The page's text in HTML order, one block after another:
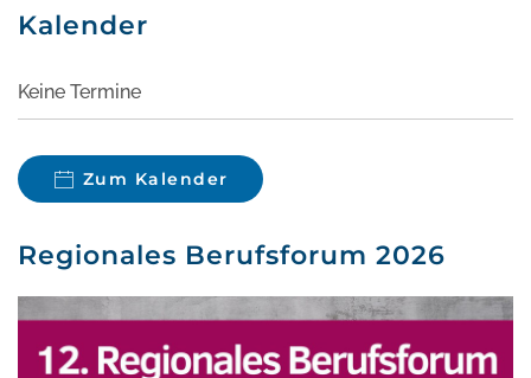
Kalender
Keine Termine
Zum Kalender
Regionales Berufsforum 2026